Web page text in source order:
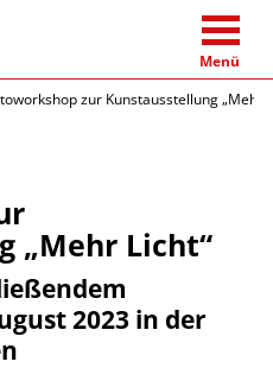
Menü
zur Kunstausstellung „Mehr
„Mehr Licht“
2023 in der